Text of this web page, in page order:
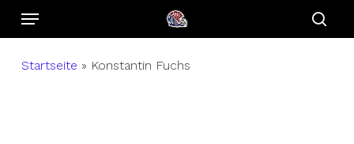
SkipMenu
Startseite » Konstantin Fuchs